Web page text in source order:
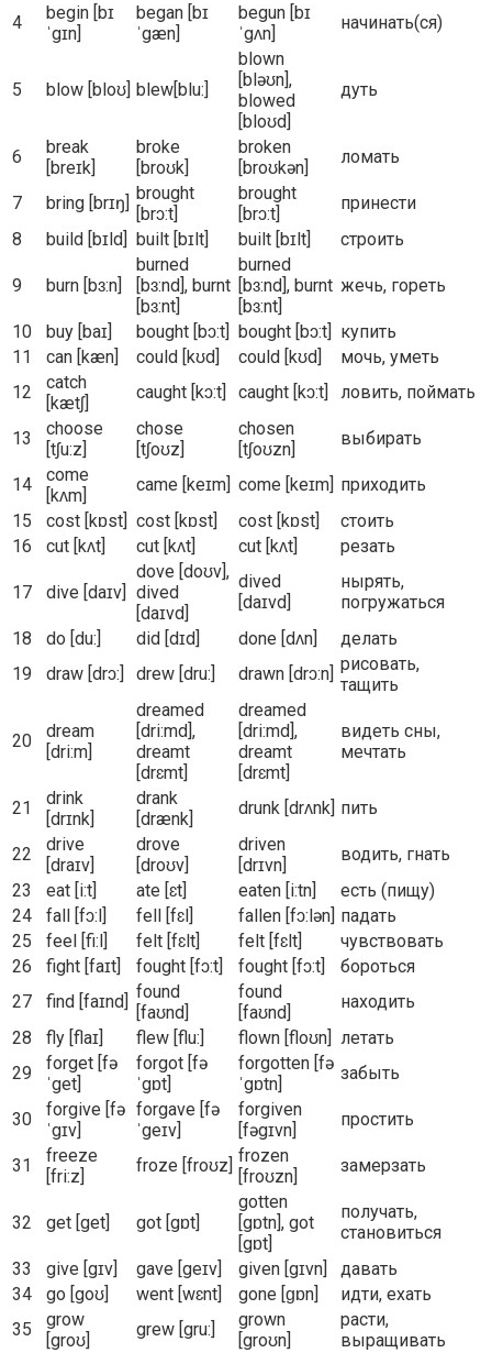
4
begin [bɪ
ˈgɪn]
began [bɪ
ˈgæn]
begun [bɪ
ˈgʌn]
начинать(ся)
5 blow [bloʊ] blew[blu:]
blown
[bləʊn],
blowed
[bloʊd]
дуть
6
break
[breɪk]
broke
[broʊk]
broken
[broʊkən]
ломать
7 bring [brɪŋ] brought
[brɔ:t]
brought
[brɔ:t]
принести
8
build [bɪld] built [bɪlt] built [bɪlt] строить
9 burn [bɜ:n]
burned
[bɜ:nd], burnt
[bɜ:nt]
burned
[bɜ:nd], burnt
[bɜ:nt]
жечь, гореть
10 buy [baɪ] bought [bɔ:t] bought [bɔ:t] купить
11
can [kæn] could [kʊd] could [kʊd]
мочь, уметь
12
catch
[kætʃ]
caught [kɔ:t] caught [kɔ:t] ловить, поймать
13
choose
[tʃu:z]
chose
[tʃoʊz]
chosen
[tʃoʊzn]
выбирать
14
come
[kʌm]
came [keɪm] come [keɪm] приходить
15
cost [kɒst] cost [kɒst] cost [kɒst]
стоить
16
cut [kʌt] cut [kʌt] cut [kʌt] резать
17 dive [daɪv]
dove [doʊv],
dived
[daɪvd]
dived
[daɪvd]
нырять,
погружаться
18
do [du:] did [dɪd] done [dʌn]
делать
19
draw [drɔ:] drew [dru:] drawn [drɔ:n] рисовать,
тащить
20
dream
[dri:m]
dreamed
[dri:md],
dreamt
[drɛmt]
dreamed
[dri:md],
dreamt
[drɛmt]
видеть сны,
мечтать
21
drink
[drɪnk]
drank
[drænk]
drunk [drʌnk] пить
22
drive
[draɪv]
drove
[droʊv]
driven
[drɪvn]
водить, гнать
23
eat [i:t] ate [ɛt] eaten [i:tn]
есть (пищу)
24
fall [fɔ:l] fell [fɛl] fallen [fɔ:lən] падать
25
feel [fi:l] felt [fɛlt] felt [fɛlt]
чувствовать
26
fight [faɪt] fought [fɔ:t] fought [fɔ:t]
бороться
27
find [faɪnd] found
[faʊnd]
found
[faʊnd]
находить
28
fly [flaɪ] flew [flu:] flown [floʊn] летать
29
forget [fə
ˈget]
forgot [fə
ˈgɒt]
forgotten [fə
ˈgɒtn]
забыть
30
forgive [fə
ˈgɪv]
forgave [fə
ˈgeɪv]
forgiven
[fəgɪvn]
простить
31
freeze
[fri:z]
froze [froʊz] frozen
[froʊzn]
замерзать
32 get [get] got [gɒt]
gotten
[gɒtn], got
[gɒt]
получать,
становиться
33
give [gɪv] gave [geɪv] given [gɪvn]
давать
34
go [goʊ] went [wɛnt] gone [ɡɒn]
идти, ехать
35
grow
[groʊ]
grew [gru:]
grown
[groʊn]
расти,
выращивать